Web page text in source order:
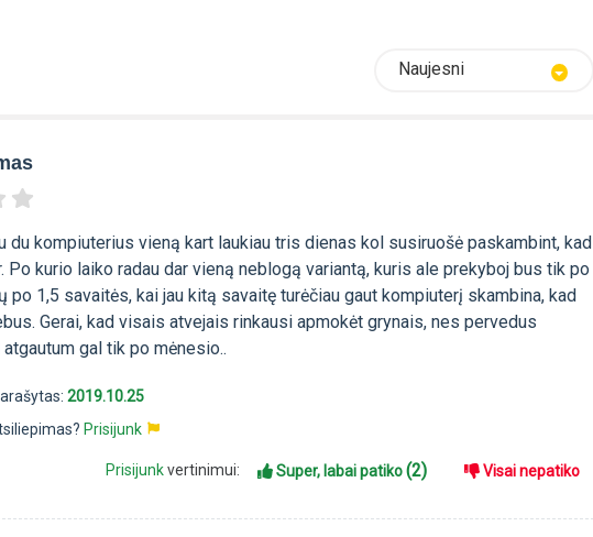
Naujesni
du kompiuterius vieną kart laukiau tris dienas kol susiruošė paskambint, kad
Po kurio laiko radau dar vieną neblogą variantą, kuris ale prekyboj bus tik po
po 1,5 savaitės, kai jau kitą savaitę turėčiau gaut kompiuterį skambina, kad
Gerai, kad visais atvejais rinkausi apmokėt grynais, nes pervedus
gal tik po mėnesio..
2019.10.25
Prisijunk
Prisijunkvertinimui: Super, labai patiko(2) Visai nepatiko